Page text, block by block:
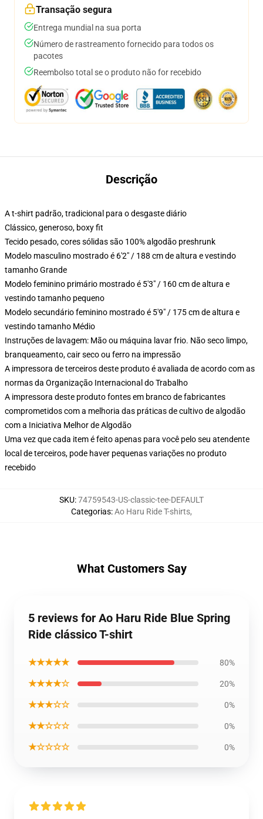
Transação segura
Entrega mundial na sua porta
Número de rastreamento fornecido para todos os
pacotes
Reembolso total se o produto não for recebido
Descrição
A t-shirt padrão, tradicional para o desgaste diário
Clássico, generoso, boxy fit
Tecido pesado, cores sólidas são 100% algodão preshrunk
Modelo masculino mostrado é 6'2" / 188 cm de altura e vestindo
tamanho Grande
Modelo feminino primário mostrado é 5'3" / 160 cm de altura e
vestindo tamanho pequeno
Modelo secundário feminino mostrado é 5'9" / 175 cm de altura e
vestindo tamanho Médio
Instruções de lavagem: Mão ou máquina lavar frio. Não seco limpo,
branqueamento, cair seco ou ferro na impressão
A impressora de terceiros deste produto é avaliada de acordo com as
normas da Organização Internacional do Trabalho
A impressora deste produto fontes em branco de fabricantes
comprometidos com a melhoria das práticas de cultivo de algodão
com a Iniciativa Melhor de Algodão
Uma vez que cada item é feito apenas para você pelo seu atendente
local de terceiros, pode haver pequenas variações no produto
recebido
SKU:74759543-US-classic-tee-DEFAULT
Categorias:Ao Haru Ride T-shirts,
What Customers Say
5 reviews for Ao Haru Ride Blue Spring
Ride clássico T-shirt
★★★★★ 80%
★★★★☆ 20%
★★★☆☆ 0%
★★☆☆☆ 0%
★☆☆☆☆ 0%